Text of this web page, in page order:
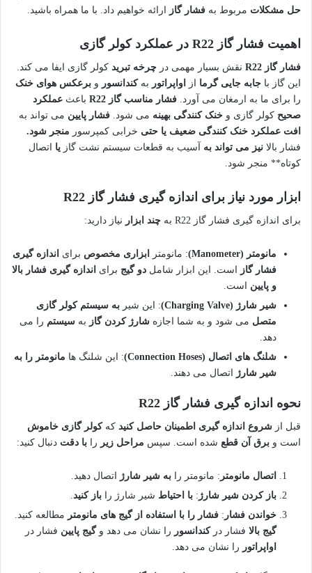
حل مشکلات مربوط به فشار گاز ارائه خواهیم داد. با ما همراه باشید.
اهمیت فشار گاز R22 در عملکرد کولر گازی
فشار گاز R22 نقش بسیار مهمی در چرخه تبرید کولر گازی ایفا می کند.
این گاز با جابه جایی گرما از اواپراتور بهکندانسور و برعکس هوای خنک
را برای ما به ارمغان می آورد. فشار مناسب گاز R22 باعث عملکرد
صحیح کولر گازی و خنک کنندگی بهینه می شود. فشار پایین می تواند به
افت عملکرد خنک کنندگی ضعیف یا حتی خرابی کمپرسور منجر شود.
فشار بالا نیز می تواند به آسیب به قطعات سیستم نشت گاز یا اتصال
کوتاه** منجر شود.
ابزار مورد نیاز برای اندازه گیری فشار گاز R22
برای اندازه گیری فشار گاز R22 به چند ابزار نیاز دارید:
مانومتر (Manometer) : مانومتر ابزاری مخصوص برای اندازه گیری
فشار گاز
است. این ابزار شامل دو گیج برای اندازه گیری فشار بالا
و پایین است.
شیر شارژ (Charging Valve)
: این شیر به سیستم کولر گازی
متصل می شود و به شما اجازه شارژ کردن گاز به سیستم را می
دهد.
شلنگ های اتصال (Connection Hoses)
: این شلنگ ها مانومتر را به
شیر شارژ
اتصال می دهند.
نحوه اندازه گیری فشار گاز R22
قبل از شروع اندازه گیری اطمینان حاصل کنید کهکولر گازی خاموش
است و برق آن قطع شده است. سپس مراحل زیر را با دقت دنبال کنید:
اتصال مانومتر : مانومتر را به شیر شارژ
اتصال دهید.
باز کردن شیر شارژ : با احتیاط شیر شارژ را باز کنید.
خواندن فشار : فشار را با استفاده از گیج های مانومتر مطالعه کنید.
گیج بالا فشار درکندانسور را نشان می دهد وگیج پایین فشار در
اواپراتور را نشان می دهد.